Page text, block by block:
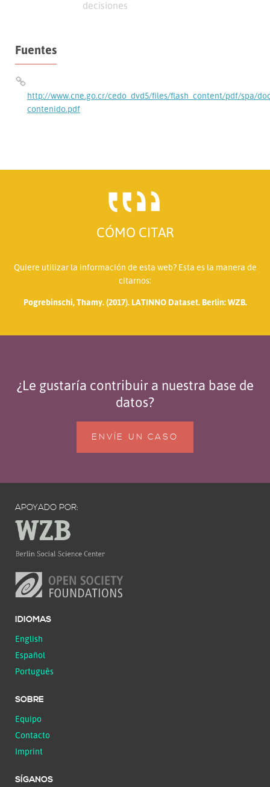
decisiones
Fuentes
http://www.cne.go.cr/cedo_dvd5/files/flash_content/pdf/spa/
contenido.pdf
CÓMO CITAR
Quiere utilizar la información de esta web? Esta es la manera de
citarnos:
Pogrebinschi, Thamy. (2017). LATINNO Dataset. Berlin: WZB.
¿Le gustaría contribuir a nuestra base de
datos?
ENVÍE UN CASO
APOYADO POR:
IDIOMAS
English
Español
Português
SOBRE
Equipo
Contacto
Imprint
SÍGANOS